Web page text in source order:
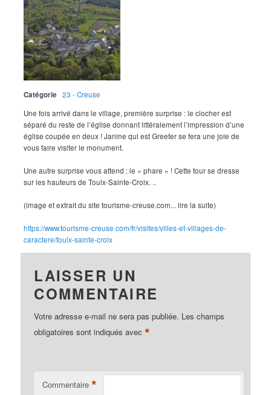
Catégorie
23 - Creuse
Une fois arrivé dans le village, première surprise : le clocher est
séparé du reste de l’église donnant littéralement l’impression d’une
église coupée en deux ! Janine qui est Greeter se fera une joie de
vous faire visiter le monument.
Une autre surprise vous attend : le « phare » ! Cette tour se dresse
sur les hauteurs de Toulx-Sainte-Croix. ..
(image et extrait du site tourisme-creuse.com... lire la suite)
https://www.tourisme-creuse.com/fr/visites/villes-et-villages-de-
caractere/toulx-sainte-croix
LAISSER UN
COMMENTAIRE
Votre adresse e-mail ne sera pas publiée. Les champs
obligatoires sont indiqués avec*
Commentaire *